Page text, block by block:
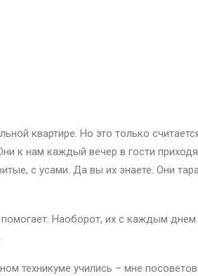
квартире. Но это только
к нам каждый вечер в гости
с усами. Да вы их знаете. Они
Наоборот, их с каждым
техникуме учились – мне